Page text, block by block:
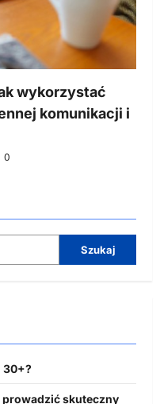
wykorzystać
komunikacji i
0
Szukaj
30+?
prowadzić skuteczny